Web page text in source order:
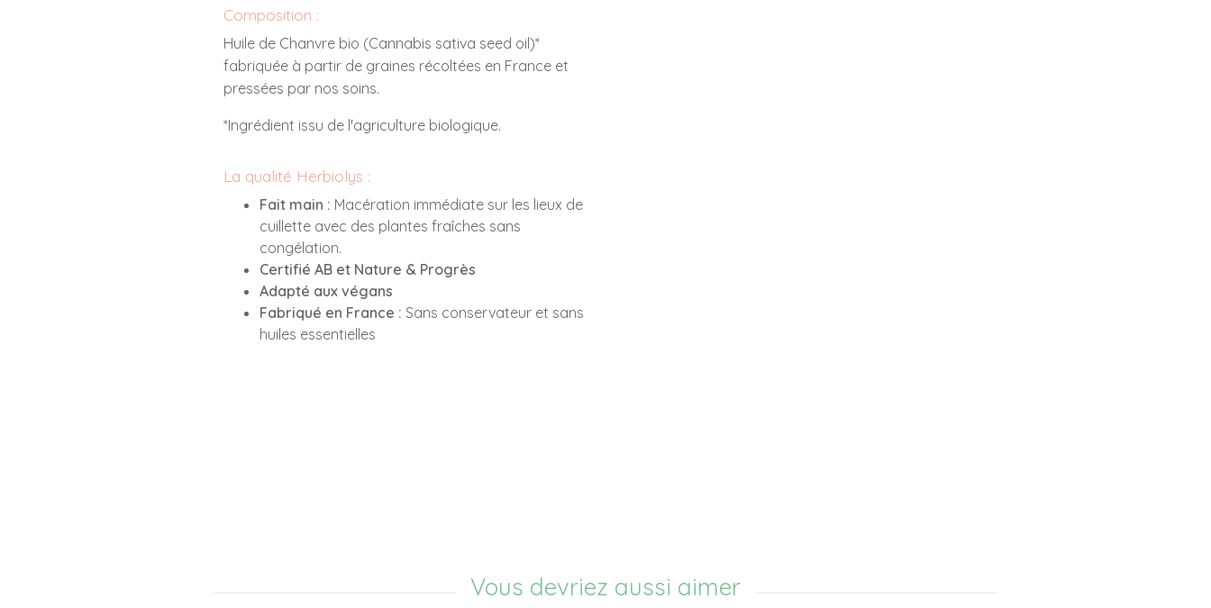
Composition :
Huile de Chanvre bio (Cannabis sativa seed oil)*
fabriquée à partir de graines récoltées en France et
pressées par nos soins.
*Ingrédient issu de l'agriculture biologique.
La qualité Herbiolys :
Fait main : Macération immédiate sur les lieux de
cuillette avec des plantes fraîches sans
congélation.
Certifié AB et Nature & Progrès
Adapté aux végans
Fabriqué en France : Sans conservateur et sans
huiles essentielles
Vous devriez aussi aimer